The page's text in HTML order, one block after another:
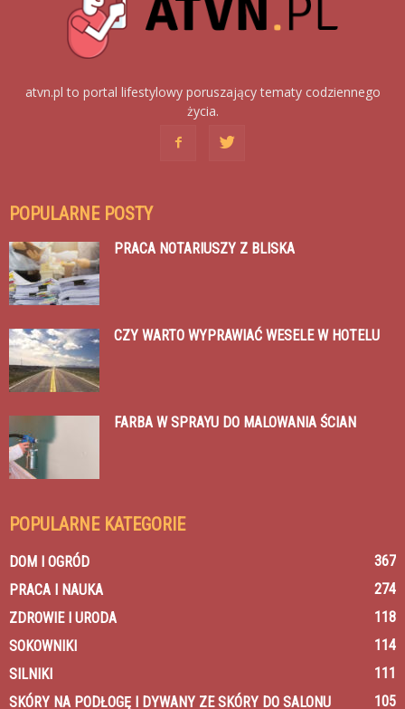
atvn.pl to portal lifestylowy poruszający tematy codziennego
życia.
POPULARNE POSTY
PRACA NOTARIUSZY Z BLISKA
CZY WARTO WYPRAWIAĆ WESELE W HOTELU
FARBA W SPRAYU DO MALOWANIA ŚCIAN
POPULARNE KATEGORIE
DOM I OGRÓD
367
PRACA I NAUKA
274
ZDROWIE I URODA
118
SOKOWNIKI
114
SILNIKI
111
SKÓRY NA PODŁOGĘ I DYWANY ZE SKÓRY DO SALONU
105